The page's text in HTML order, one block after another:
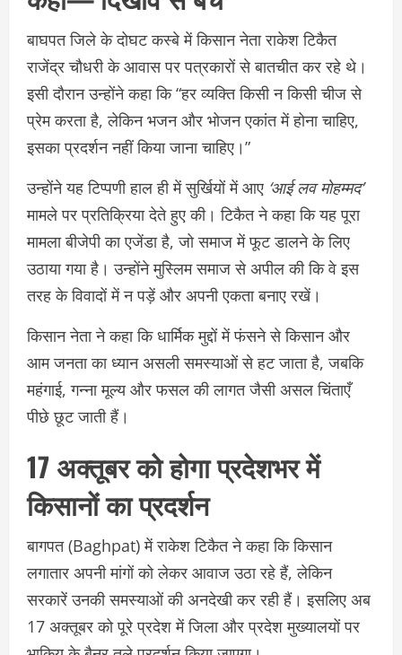
बाघपत जिले के दोघट कस्बे में किसान नेता राकेश टिकैत
राजेंद्र चौधरी के आवास पर पत्रकारों से बातचीत कर रहे थे।
इसी दौरान उन्होंने कहा कि “हर व्यक्ति किसी न किसी चीज से
प्रेम करता है, लेकिन भजन और भोजन एकांत में होना चाहिए,
इसका प्रदर्शन नहीं किया जाना चाहिए।”
उन्होंने यह टिप्पणी हाल ही में सुर्खियों में आए ‘आई लव मोहम्मद’
मामले पर प्रतिक्रिया देते हुए की। टिकैत ने कहा कि यह पूरा
मामला बीजेपी का एजेंडा है, जो समाज में फूट डालने के लिए
उठाया गया है। उन्होंने मुस्लिम समाज से अपील की कि वे इस
तरह के विवादों में न पड़ें और अपनी एकता बनाए रखें।
किसान नेता ने कहा कि धार्मिक मुद्दों में फंसने से किसान और
आम जनता का ध्यान असली समस्याओं से हट जाता है, जबकि
महंगाई, गन्ना मूल्य और फसल की लागत जैसी असल चिंताएँ
पीछे छूट जाती हैं।
17 अक्तूबर को होगा प्रदेशभर में
किसानों का प्रदर्शन
बागपत (Baghpat) में राकेश टिकैत ने कहा कि किसान
लगातार अपनी मांगों को लेकर आवाज उठा रहे हैं, लेकिन
सरकारें उनकी समस्याओं की अनदेखी कर रही हैं। इसलिए अब
17 अक्तूबर को पूरे प्रदेश में जिला और प्रदेश मुख्यालयों पर